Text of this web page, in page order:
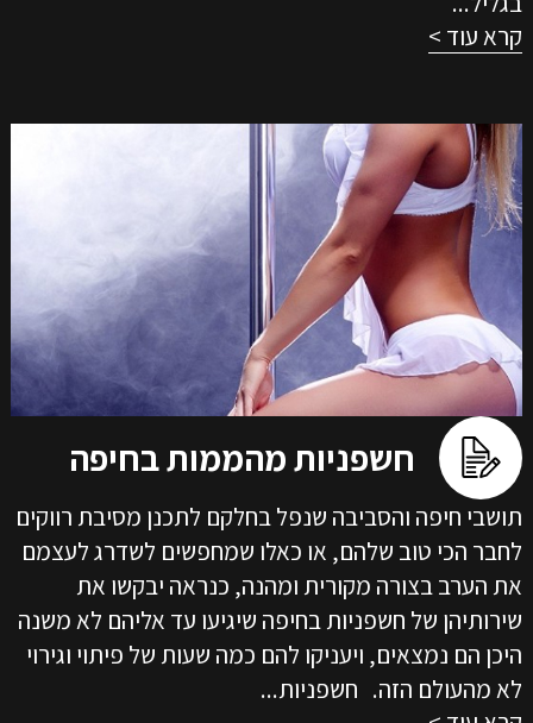
קרא עוד >
חשפניות מהממות בחיפה
תושבי חיפה והסביבה שנפל בחלקם לתכנן מסיבת רווקים
לחבר הכי טוב שלהם, או כאלו שמחפשים לשדרג לעצמם
את הערב בצורה מקורית ומהנה, כנראה יבקשו את
שירותיהן של חשפניות בחיפה שיגיעו עד אליהם לא משנה
היכן הם נמצאים, ויעניקו להם כמה שעות של פיתוי וגירוי
לא מהעולם הזה. חשפניות...